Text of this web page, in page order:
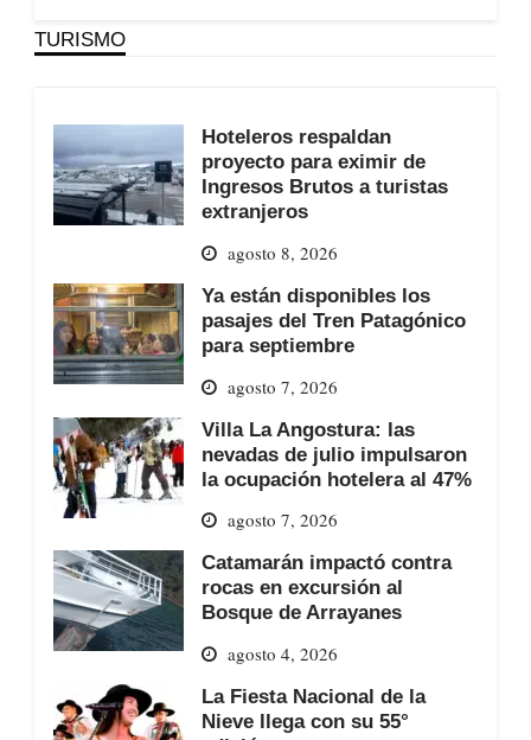
TURISMO
Hoteleros respaldan
proyecto para eximir de
Ingresos Brutos a turistas
extranjeros
agosto 8, 2026
Ya están disponibles los
pasajes del Tren Patagónico
para septiembre
agosto 7, 2026
Villa La Angostura: las
nevadas de julio impulsaron
la ocupación hotelera al 47%
agosto 7, 2026
Catamarán impactó contra
rocas en excursión al
Bosque de Arrayanes
agosto 4, 2026
La Fiesta Nacional de la
Nieve llega con su 55°